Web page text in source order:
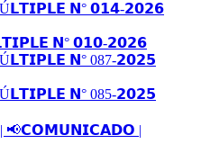
𝗡° 𝟬𝟭𝟰-𝟮𝟬𝟮𝟲
𝗡° 𝟬𝟭𝟬-𝟮𝟬𝟮𝟲
𝗡° 087-𝟮𝟬𝟮𝟱
𝗡° 085-𝟮𝟬𝟮𝟱
|| 📢𝗖𝗢𝗠𝗨𝗡𝗜𝗖𝗔𝗗𝗢 |